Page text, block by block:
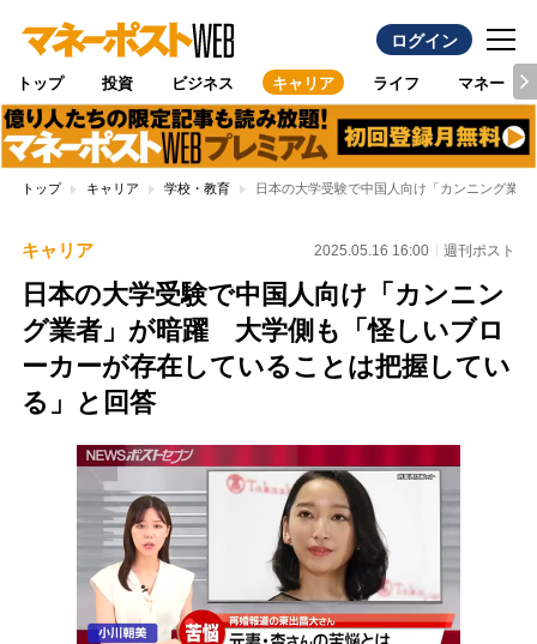
ログイン
トップ 投資 ビジネス キャリア ライフ マネー
トップ キャリア 学校・教育 日本の大学受験で中国人向け「カンニング業
キャリア 2025.05.16 16:00 週刊ポスト
日本の大学受験で中国人向け「カンニン
グ業者」が暗躍 大学側も「怪しいブロ
ーカーが存在していることは把握してい
る」と回答